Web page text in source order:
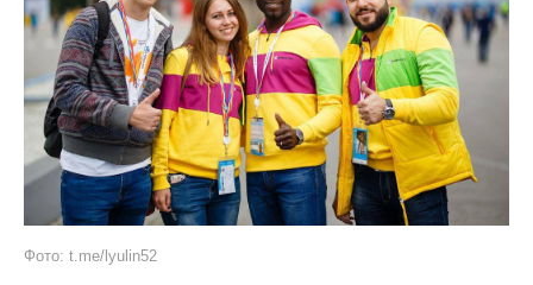
Фото: t.me/lyulin52